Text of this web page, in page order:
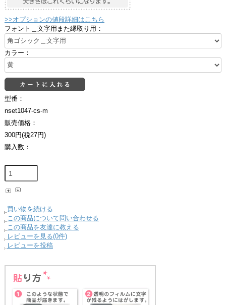
>>オプションの値段詳細はこちら
フォント＿文字用また縁取り用：
カラー：
型番：
nset1047-cs-m
販売価格：
300円(税27円)
購入数：
買い物を続ける
この商品について問い合わせる
この商品を友達に教える
レビューを見る(0件)
レビューを投稿